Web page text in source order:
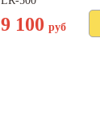
9 100 руб